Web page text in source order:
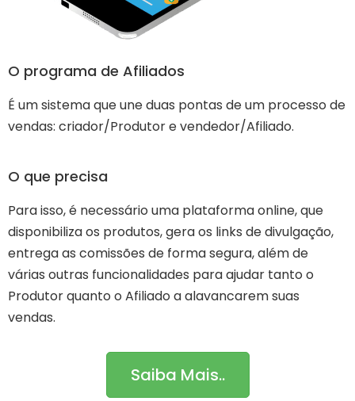
O programa de Afiliados
É um sistema que une duas pontas de um processo de
vendas: criador/Produtor e vendedor/Afiliado.
O que precisa
Para isso, é necessário uma plataforma online, que
disponibiliza os produtos, gera os links de divulgação,
entrega as comissões de forma segura, além de
várias outras funcionalidades para ajudar tanto o
Produtor quanto o Afiliado a alavancarem suas
vendas.
Saiba Mais..